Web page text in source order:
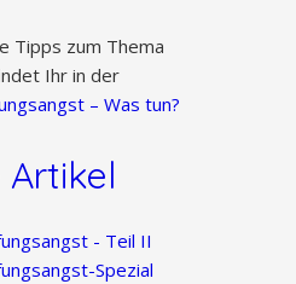
Tipps zum Thema
Ihr in der
– Was tun?
Artikel
- Teil II
Spezial